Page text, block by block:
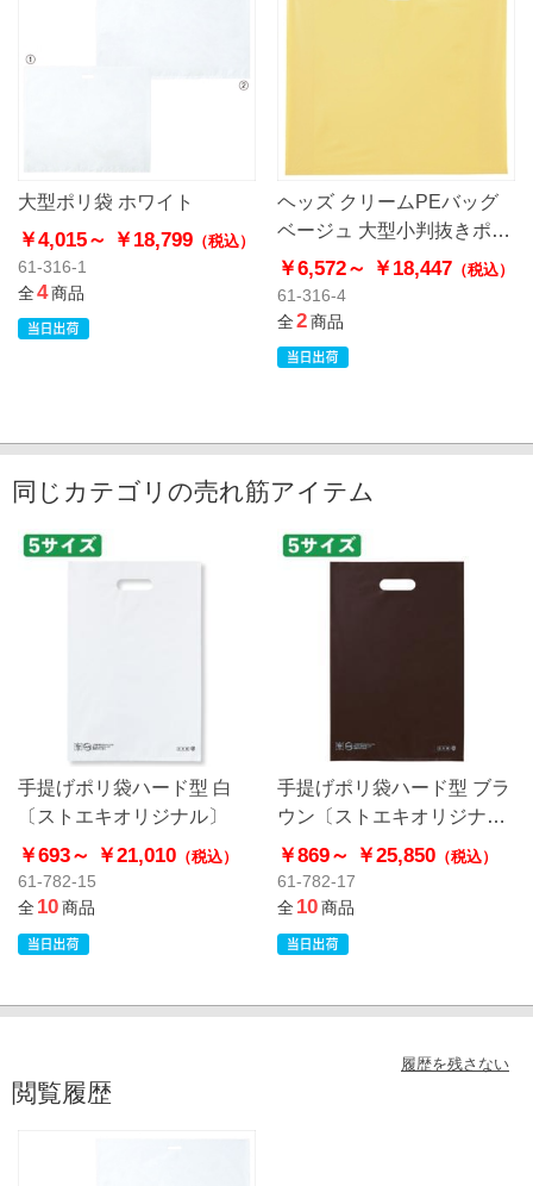
大型ポリ袋 ホワイト
￥4,015～ ￥18,799 （税込）
61-316-1
全4商品
ヘッズ クリームPEバッグ
ベージュ 大型小判抜きポリ
袋
￥6,572～ ￥18,447（税込）
61-316-4
全2商品
同じカテゴリの売れ筋アイテム
手提げポリ袋ハード型 白
〔ストエキオリジナル〕
￥693～ ￥21,010 （税込）
61-782-15
全10商品
手提げポリ袋ハード型 ブラ
ウン〔ストエキオリジナ
ル〕
￥869～ ￥25,850（税込）
61-782-17
全10商品
履歴を残さない
閲覧履歴